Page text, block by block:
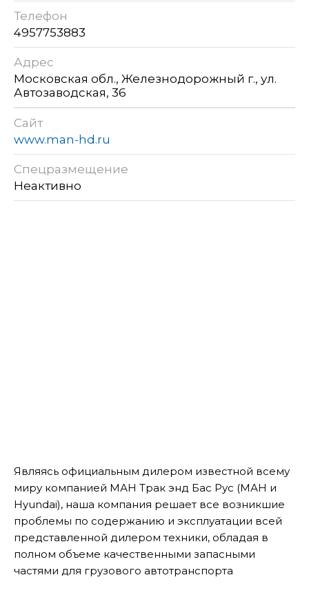
Телефон
4957753883
Адрес
Московская обл., Железнодорожный г., ул.
Автозаводская, 36
Сайт
www.man-hd.ru
Спецразмещение
Неактивно
Являясь официальным дилером известной всему
миру компанией МАН Трак энд Бас Рус (МАН и
Hyundai), наша компания решает все возникшие
проблемы по содержанию и эксплуатации всей
представленной дилером техники, обладая в
полном объеме качественными запасными
частями для грузового автотранспорта